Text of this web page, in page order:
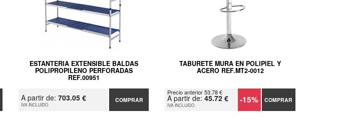
ESTANTERIA EXTENSIBLE BALDAS
POLIPROPILENO PERFORADAS
REF.00951
A partir de: 703.05 €
IVA INCLUIDO
COMPRAR
TABURETE MURA EN POLIPIEL Y
ACERO REF.MT2-0012
Precio anterior 53.78 €
A partir de:45.72 €
IVA INCLUIDO -15% COMPRAR